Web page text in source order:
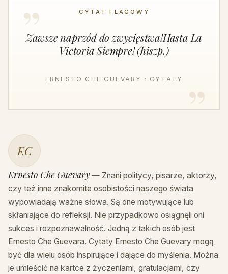
CYTAT FLAGOWY
Zawsze naprzód do zwycięstwa!Hasta La
Victoria Siempre! (hiszp.)
ERNESTO CHE GUEVARY · CYTATY
EC
Ernesto Che Guevary — Znani politycy, pisarze, aktorzy,
czy też inne znakomite osobistości naszego świata
wypowiadają ważne słowa. Są one motywujące lub
skłaniające do refleksji. Nie przypadkowo osiągnęli oni
sukces i rozpoznawalność. Jedną z takich osób jest
Ernesto Che Guevara. Cytaty Ernesto Che Guevary mogą
być dla wielu osób inspirujące i dające do myślenia. Można
je umieścić na kartce z życzeniami, gratulacjami, czy